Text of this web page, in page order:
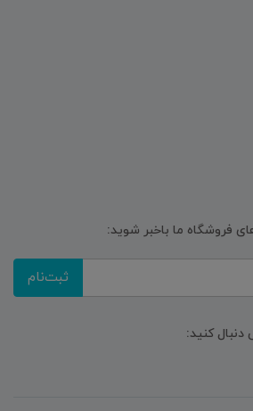
فروشگاه ما باخبر شوید:
ثبت‌نام
دنبال کنید: